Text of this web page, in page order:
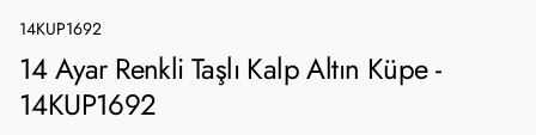
14KUP1692
14 Ayar Renkli Taşlı Kalp Altın Küpe -
14KUP1692